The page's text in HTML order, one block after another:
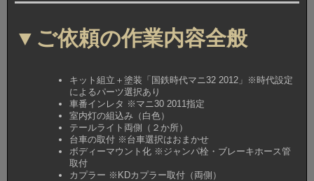
▼ご依頼の作業内容全般
キット組立＋塗装「国鉄時代マニ32 2012」※時代設定
によるパーツ選択あり
車番インレタ ※マニ30 2011指定
室内灯の組込み（白色）
テールライト両側（２か所）
台車の取付 ※台車選択はおまかせ
ボディーマウント化 ※ジャンパ栓・ブレーキホース管
取付
カプラー ※KDカプラー取付（両側）